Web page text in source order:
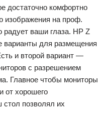
достаточно комфортно
изображения на проф.
радует ваши глаза. HP Z
варианты для размещения
и второй вариант —
с разрешением
Главное чтобы мониторы
от хорошего
позволял их